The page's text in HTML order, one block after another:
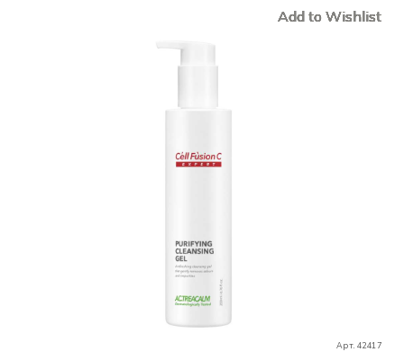
Арт. 42417
Add to Wishlist
Add to Wishlist
Add to Wishlist
Add to Wishlist
Add to Wishlist
Add to Wishlist
Add to Wishlist
Add to Wishlist
Add to Wishlist
Add to Wishlist
Add to Wishlist
Add to Wishlist